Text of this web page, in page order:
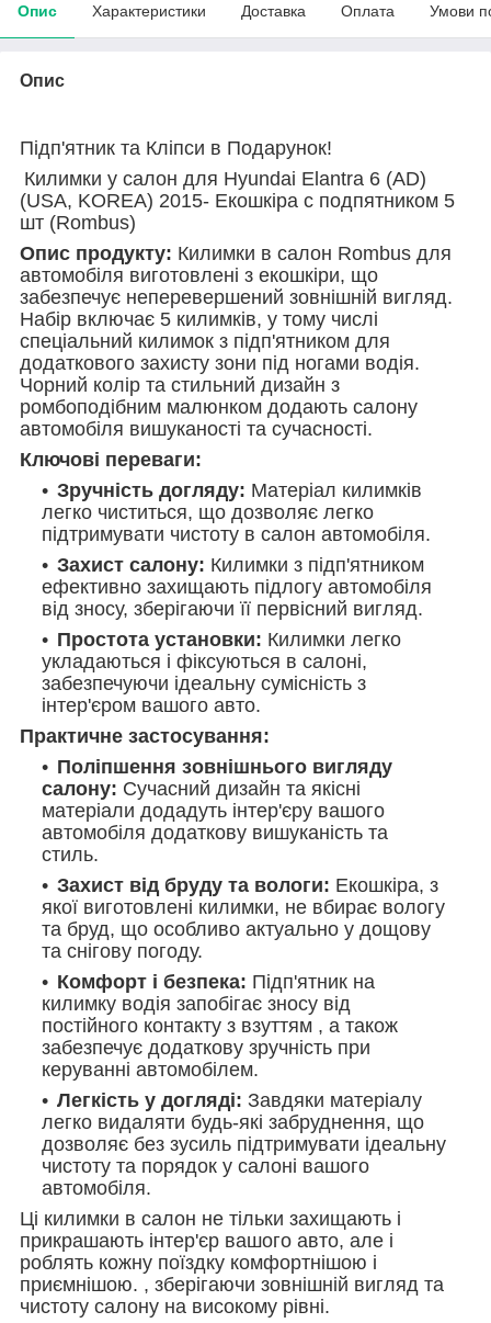
Опис Характеристики Доставка Оплата Умови
Опис
Підп'ятник та Кліпси в Подарунок!
Килимки у салон для Hyundai Elantra 6 (AD)
(USA, KOREA) 2015- Екошкіра с подпятником 5
шт (Rombus)
Опис продукту: Килимки в салон Rombus для
автомобіля виготовлені з екошкіри, що
забезпечує неперевершений зовнішній вигляд.
Набір включає 5 килимків, у тому числі
спеціальний килимок з підп'ятником для
додаткового захисту зони під ногами водія.
Чорний колір та стильний дизайн з
ромбоподібним малюнком додають салону
автомобіля вишуканості та сучасності.
Ключові переваги:
Зручність догляду: Матеріал килимків
легко чиститься, що дозволяє легко
підтримувати чистоту в салон автомобіля.
Захист салону: Килимки з підп'ятником
ефективно захищають підлогу автомобіля
від зносу, зберігаючи її первісний вигляд.
Простота установки: Килимки легко
укладаються і фіксуються в салоні,
забезпечуючи ідеальну сумісність з
інтер'єром вашого авто.
Практичне застосування:
Поліпшення зовнішнього вигляду
салону: Сучасний дизайн та якісні
матеріали додадуть інтер'єру вашого
автомобіля додаткову вишуканість та
стиль.
Захист від бруду та вологи: Екошкіра, з
якої виготовлені килимки, не вбирає вологу
та бруд, що особливо актуально у дощову
та снігову погоду.
Комфорт і безпека: Підп'ятник на
килимку водія запобігає зносу від
постійного контакту з взуттям , а також
забезпечує додаткову зручність при
керуванні автомобілем.
Легкість у догляді: Завдяки матеріалу
легко видаляти будь-які забруднення, що
дозволяє без зусиль підтримувати ідеальну
чистоту та порядок у салоні вашого
автомобіля.
Ці килимки в салон не тільки захищають і
прикрашають інтер'єр вашого авто, але і
роблять кожну поїздку комфортнішою і
приємнішою. , зберігаючи зовнішній вигляд та
чистоту салону на високому рівні.